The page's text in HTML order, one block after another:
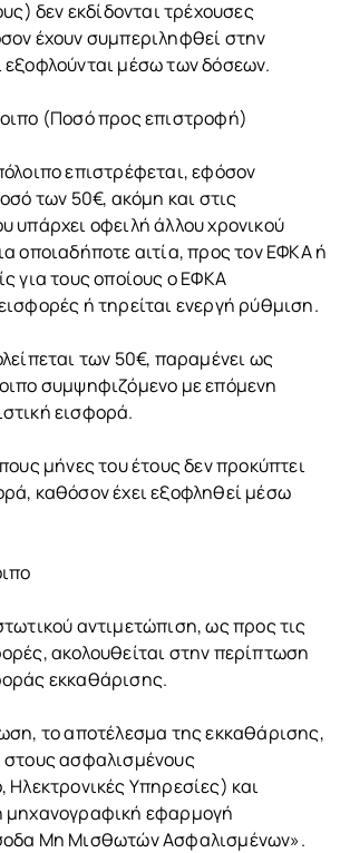
δεν εκδίδονται τρέχουσες
έχουν συμπεριληφθεί στην
εξοφλούνται μέσω των δόσεων.
(Ποσό προς επιστροφή)
επιστρέφεται, εφόσον
των 50€, ακόμη και στις
υπάρχει οφειλή άλλου χρονικού
οποιαδήποτε αιτία, προς τον ΕΦΚΑ ή
για τους οποίους ο ΕΦΚΑ
ή τηρείται ενεργή ρύθμιση.
των 50€, παραμένει ως
συμψηφιζόμενο με επόμενη
εισφορά.
μήνες του έτους δεν προκύπτει
καθόσον έχει εξοφληθεί μέσω
αντιμετώπιση, ως προς τις
ακολουθείται στην περίπτωση
εκκαθάρισης.
το αποτέλεσμα της εκκαθάρισης,
στους ασφαλισμένους
Ηλεκτρονικές Υπηρεσίες) και
μηχανογραφική εφαρμογή
Μη Μισθωτών Ασφαλισμένων».